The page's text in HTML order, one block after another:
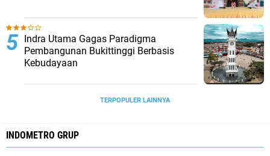
Indra Utama Gagas Paradigma
Pembangunan Bukittinggi Berbasis
Kebudayaan
TERPOPULER LAINNYA
INDOMETRO GRUP